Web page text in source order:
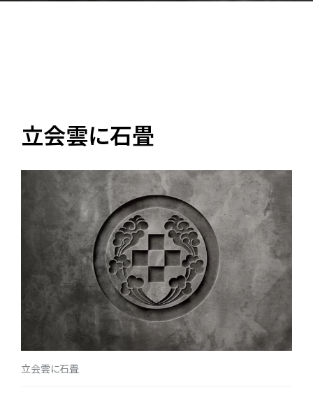
立会雲に石畳
立会雲に石畳